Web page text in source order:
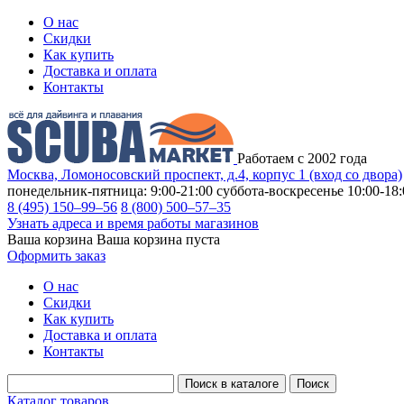
О нас
Скидки
Как купить
Доставка и оплата
Контакты
Работаем с 2002 года
Москва, Ломоносовский проспект, д.4, корпус 1 (вход со двора)
понедельник-пятница: 9:00-21:00 суббота-воскресенье 10:00-
8 (495) 150–99–56 8 (800) 500–57–35
Узнать адреса и время работы магазинов
Ваша корзина Ваша корзина пуста
Оформить заказ
О нас
Скидки
Как купить
Доставка и оплата
Контакты
Каталог товаров